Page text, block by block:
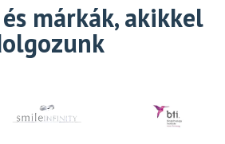
márkák, akikkel